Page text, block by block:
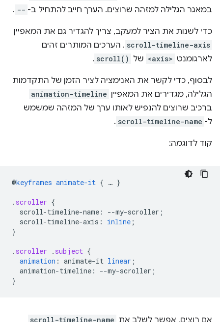
במאגר הגלילה למזהה שרוצים. הערך חייב להתחיל ב- --
.
כדי לשנות את הציר למעקב, צריך להגדיר גם את המאפיין
scroll-timeline-axis . הערכים המותרים זהים
לארגומנט <axis> של scroll()
.
לבסוף, כדי לקשר את האנימציה לציר הזמן של התקדמות
הגלילה, מגדירים את המאפיין animation-timeline
ברכיב שרוצים להנפיש לאותו ערך של המזהה שמשמש
ל- scroll-timeline-name
.
קוד לדוגמה:
@keyframes animate-it { … }
. scroller {
scroll-timeline-name : --my-scroller ;
scroll-timeline-axis : inline ;
}
. scroller . subject {
animation : animate-it linear ;
animation-timeline : --my-scroller ;
}
אם רוצים, אפשר לשלב את scroll-timeline-name